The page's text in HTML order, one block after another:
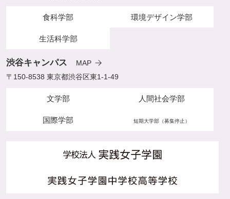
食科学部 環境デザイン学部
生活科学部
渋谷キャンパス
MAP
〒150-8538 東京都渋谷区東1-1-49
文学部 人間社会学部
国際学部 短期大学部（募集停止）